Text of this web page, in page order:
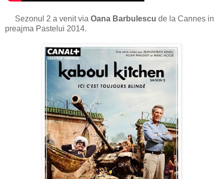
Sezonul 2 a venit via Oana Barbulescu de la Cannes in
preajma Pastelui 2014.